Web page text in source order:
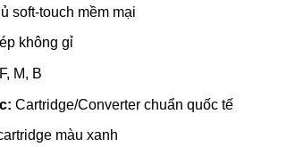
soft-touch mềm mại
không gỉ
M, B
Cartridge/Converter chuẩn quốc tế
màu xanh